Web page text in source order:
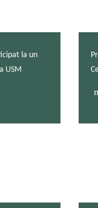
la un
USM